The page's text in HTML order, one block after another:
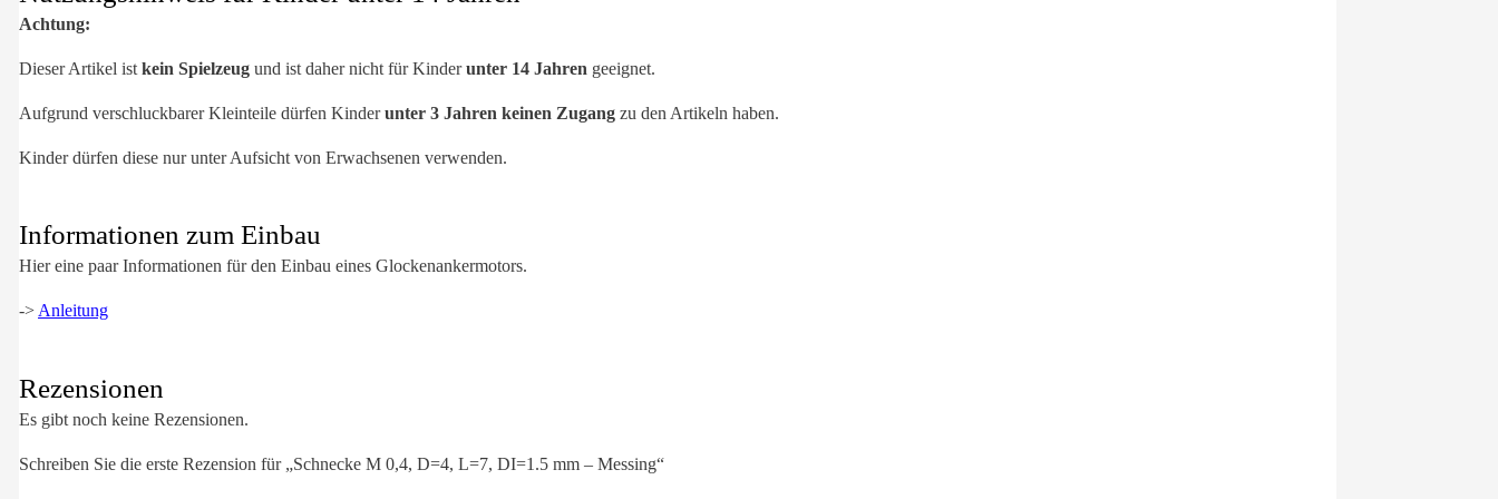
Achtung:
Dieser Artikel ist kein Spielzeug und ist daher nicht für Kinderunter 14 Jahren geeignet.
Aufgrund verschluckbarer Kleinteile dürfen Kinderunter 3 Jahren keinen Zugang zu den Artikeln haben.
Kinder dürfen diese nur unter Aufsicht von Erwachsenen verwenden.
Informationen zum Einbau
Hier eine paar Informationen für den Einbau eines Glockenankermotors.
-> Anleitung
Rezensionen
Es gibt noch keine Rezensionen.
Schreiben Sie die erste Rezension für „Schnecke M 0,4, D=4, L=7, DI=1.5 mm – Messing“